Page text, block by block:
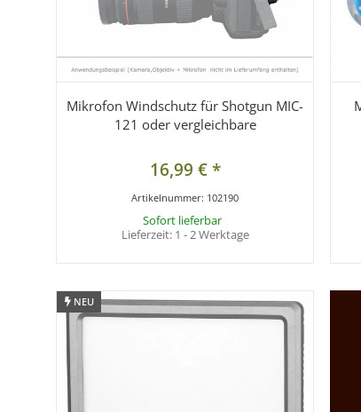
Mikrofon Windschutz für Shotgun MIC-
121 oder vergleichbare
16,99 €*
Artikelnummer: 102190
Sofort lieferbar
Lieferzeit: 1 - 2 Werktage
NEU
NEU